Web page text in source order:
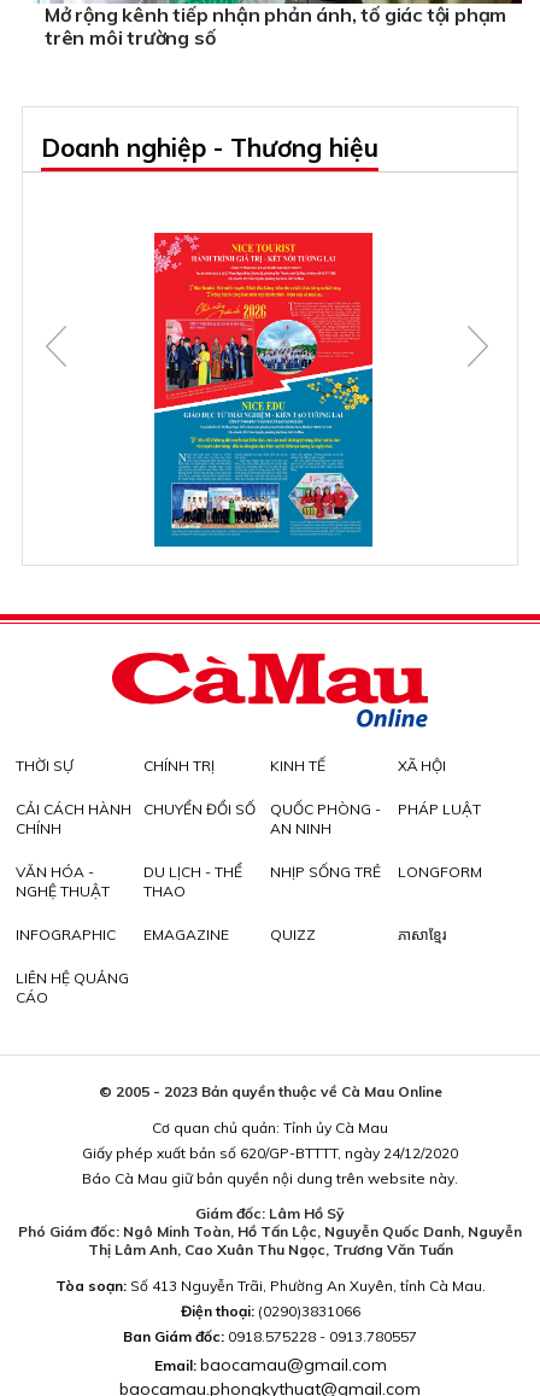
Mở rộng kênh tiếp nhận phản ánh, tố giác tội phạm
trên môi trường số
Doanh nghiệp - Thương hiệu
THỜI SỰ CHÍNH TRỊ KINH TẾ XÃ HỘI
CẢI CÁCH HÀNH
CHÍNH
CHUYỂN ĐỔI SỐ
QUỐC PHÒNG -
AN NINH
PHÁP LUẬT
VĂN HÓA -
NGHỆ THUẬT
DU LỊCH - THỂ
THAO
NHỊP SỐNG TRẺ LONGFORM
INFOGRAPHIC EMAGAZINE QUIZZ ភាសាខ្មែរ
LIÊN HỆ QUẢNG
CÁO
© 2005 - 2023 Bản quyền thuộc về Cà Mau Online
Cơ quan chủ quản: Tỉnh ủy Cà Mau
Giấy phép xuất bản số 620/GP-BTTTT, ngày 24/12/2020
Báo Cà Mau giữ bản quyền nội dung trên website này.
Giám đốc: Lâm Hồ Sỹ
Phó Giám đốc: Ngô Minh Toàn, Hồ Tấn Lộc, Nguyễn Quốc Danh, Nguyễn
Thị Lâm Anh, Cao Xuân Thu Ngọc, Trương Văn Tuấn
Tòa soạn:Số 413 Nguyễn Trãi, Phường An Xuyên, tỉnh Cà Mau.
Điện thoại: (0290)3831066
Ban Giám đốc: 0918.575228 - 0913.780557
Email: baocamau@gmail.com
baocamau.phongkythuat@gmail.com